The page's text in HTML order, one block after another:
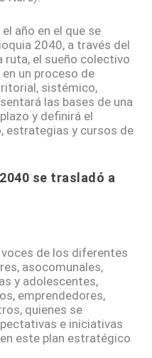
año en el que se
2040, a través del
el sueño colectivo
un proceso de
sistémico,
las bases de una
y definirá el
estrategias y cursos de
se trasladó a
de los diferentes
asocomunales,
y adolescentes,
emprendedores,
quienes se
e iniciativas
este plan estratégico